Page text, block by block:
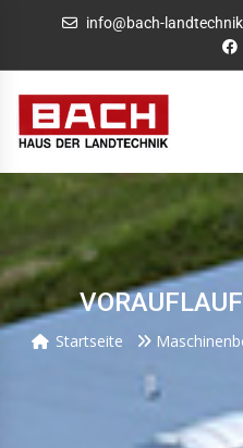
info@bach-
Startseite